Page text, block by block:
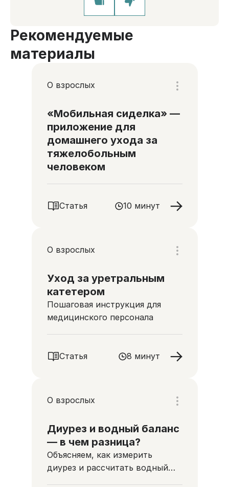
Рекомендуемые
материалы
О взрослых
«Мобильная сиделка» —
приложение для
домашнего ухода за
тяжелобольным
человеком
Статья 10 минут
О взрослых
Уход за уретральным
катетером
Пошаговая инструкция для
медицинского персонала
Статья 8 минут
О взрослых
Диурез и водный баланс
— в чем разница?
Объясняем, как измерить
диурез и рассчитать водный